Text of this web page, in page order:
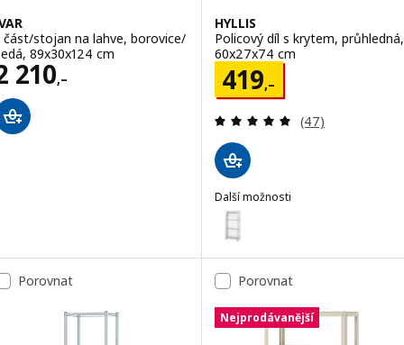
část/stojan na lahve, borovice/
89x30x124 cm
210,–
2210,–
HYLLIS
Policový díl s krytem, průhledná,
60x27x74 cm
419,–
Cena 419,–
Recenze: 4.9 z
(47)
Další možnosti
HYLLIS
Možnost: HYLLIS, Policový díl
Porovnat Porovnat
Nejprodávanější